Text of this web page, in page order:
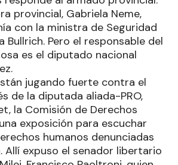
provincial, Gabriela Neme,
con la ministra de Seguridad
Bullrich. Pero el responsable del
es el diputado nacional
jugando fuerte contra el
de la diputada aliada-PRO,
la Comisión de Derechos
exposición para escuchar
humanos denunciadas
Allí expuso el senador libertario